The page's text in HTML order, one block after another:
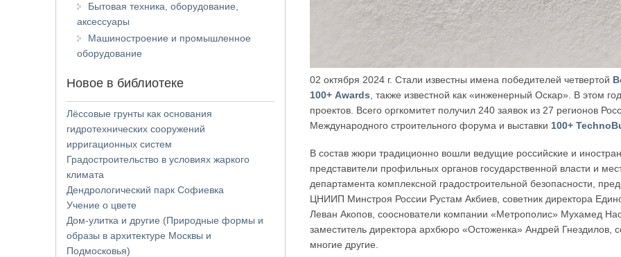
02 октября 2024 г. Стали известны имена победителей четвертой
100+ Awards , также известной как «инженерный Оскар». В этом
проектов. Всего оргкомитет получил 240 заявок из 27 регионов
Международного строительного форума и выставки 100+
В состав жюри традиционно вошли ведущие российские и
представители профильных органов государственной власти и
департамента комплексной градостроительной безопасности,
ЦНИИП Минстроя России Рустам Акбиев, советник директора
Леван Акопов, сооснователи компании «Метрополис» Мухамед
заместитель директора архбюро «Остоженка» Андрей
многие другие.
Бытовая техника, оборудование,
аксессуары
Машиностроение и промышленное
оборудование
Новое в библиотеке
Лёссовые грунты как основания
гидротехнических сооружений
ирригационных систем
Градостроительство в условиях жаркого
климата
Дендрологический парк Софиевка
Учение о цвете
Дом-улитка и другие (Природные формы и
образы в архитектуре Москвы и
Подмосковья)